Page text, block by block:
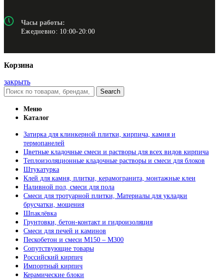
Часы работы:
Ежедневно: 10:00-20:00
Корзина
закрыть
Search
Меню
Каталог
Затирка для клинкерной плитки, кирпича, камня и
термопанелей
Цветные кладочные смеси и растворы для всех видов кирпича
Теплоизоляционные кладочные растворы и смеси для блоков
Штукатурка
Клей для камня, плитки, керамогранита, монтажные клеи
Наливной пол, смеси для пола
Смеси для тротуарной плитки, Материалы для укладки
брусчатки, мощения
Шпаклёвка
Грунтовки, бетон-контакт и гидроизоляция
Смеси для печей и каминов
Пескобетон и смеси М150 – М300
Сопутствующие товары
Российский кирпич
Импортный кирпич
Керамические блоки